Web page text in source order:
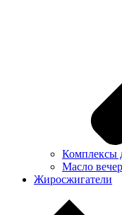
Комплексы
Масло
Жиросжигатели